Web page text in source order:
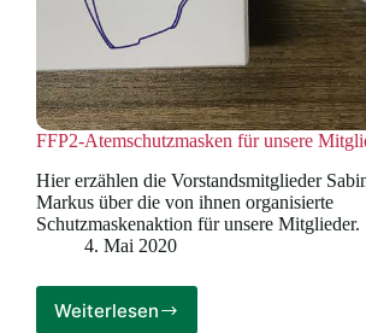
FFP2-Atemschutzmasken für unsere
Hier erzählen die Vorstandsmitglieder
Markus über die von ihnen organisierte
Schutzmaskenaktion für unsere Mitglieder.
4. Mai 2020
Weiterlesen
FFP2-